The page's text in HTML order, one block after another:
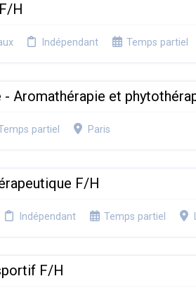
H
Indépendant Temps partiel
- Aromathérapie et
partiel Paris
F/H
Indépendant Temps partiel
F/H